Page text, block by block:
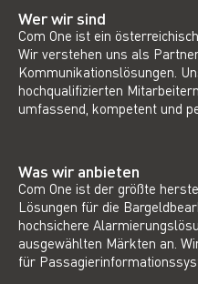
Wer wir sind
Com One ist ein
Wir verstehen uns als
Kommunikationslösungen.
hochqualifizierten
umfassend, kompetent und
Was wir anbieten
Com One ist der größte
Lösungen für die
hochsichere
ausgewählten Märkten an.
für